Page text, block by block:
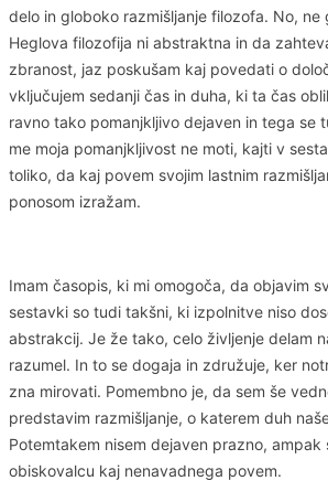
delo in globoko razmišljanje filozofa. No, ne
Heglova filozofija ni abstraktna in da
zbranost, jaz poskušam kaj povedati o
vključujem sedanji čas in duha, ki ta čas
ravno tako pomanjkljivo dejaven in tega se
me moja pomanjkljivost ne moti, kajti v
toliko, da kaj povem svojim lastnim
ponosom izražam.
Imam časopis, ki mi omogoča, da objavim
sestavki so tudi takšni, ki izpolnitve niso
abstrakcij. Je že tako, celo življenje delam
razumel. In to se dogaja in združuje, ker
zna mirovati. Pomembno je, da sem še
predstavim razmišljanje, o katerem duh
Potemtakem nisem dejaven prazno, ampak
obiskovalcu kaj nenavadnega povem.